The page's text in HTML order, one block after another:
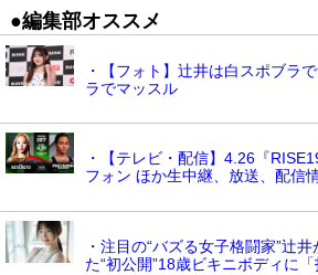
●編集部オススメ
・【フォト】辻井は白スポブラ
ラでマッスル
・【テレビ・配信】4.26『
フォン ほか生中継、放送、配信
・注目の“バズる女子格闘家”辻
た“初公開”18歳ビキニボディに「